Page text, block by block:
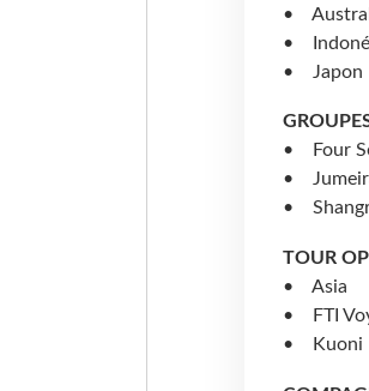
•
•
• Japon
• Four
•
•
TOUR
• Asia
• FTI
• Kuoni